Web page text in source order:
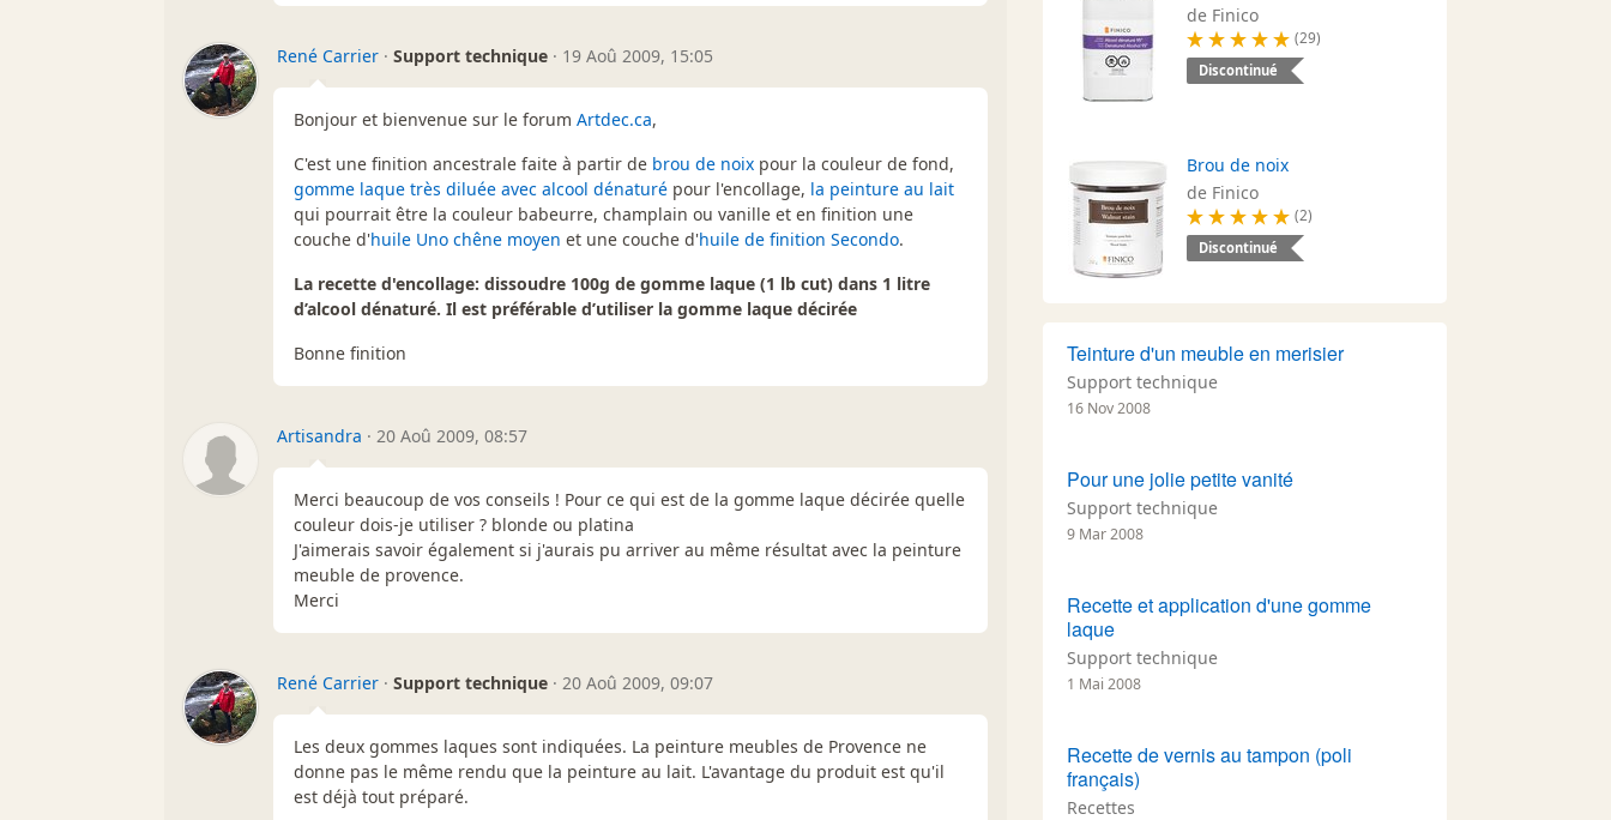
René Carrier · Support technique · 19 Aoû 2009, 15:05
Bonjour et bienvenue sur le forum Artdec.ca,
C'est une finition ancestrale faite à partir de brou de noix pour la couleur de fond,
gomme laque très diluée avec alcool dénaturé pour l'encollage, la peinture au lait
qui pourrait être la couleur babeurre, champlain ou vanille et en finition une
couche d'huile Uno chêne moyen et une couche d'huile de finition Secondo.
La recette d'encollage: dissoudre 100g de gomme laque (1 lb cut) dans 1 litre
d’alcool dénaturé. Il est préférable d’utiliser la gomme laque décirée
Bonne finition
Artisandra · 20 Aoû 2009, 08:57
Merci beaucoup de vos conseils ! Pour ce qui est de la gomme laque décirée quelle
couleur dois-je utiliser ? blonde ou platina
J'aimerais savoir également si j'aurais pu arriver au même résultat avec la peinture
meuble de provence.
Merci
René Carrier · Support technique · 20 Aoû 2009, 09:07
Les deux gommes laques sont indiquées. La peinture meubles de Provence ne
donne pas le même rendu que la peinture au lait. L'avantage du produit est qu'il
est déjà tout préparé.
de Finico
(29)
Discontinué
Brou de noix
de Finico
(2)
Discontinué
Teinture d'un meuble en merisier
Support technique
16 Nov 2008
Pour une jolie petite vanité
Support technique
9 Mar 2008
Recette et application d'une gomme
laque
Support technique
1 Mai 2008
Recette de vernis au tampon (poli
français)
Recettes